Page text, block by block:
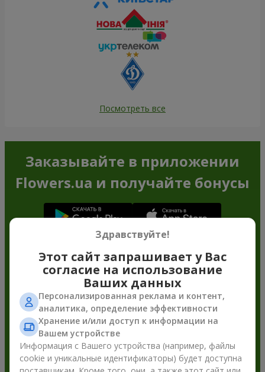
Посмотреть все
Заказывайте в приложении
Flowers.ua и получайте бонусы
Здравствуйте!
Этот сайт запрашивает у Вас
согласие на использование
Ваших данных
Персонализированная реклама и контент,
аналитика, определение эффективности
Хранение и/или доступ к информации на
Вашем устройстве
Информация с Вашего устройства (например, файлы
cookie и уникальные идентификаторы) будет доступна